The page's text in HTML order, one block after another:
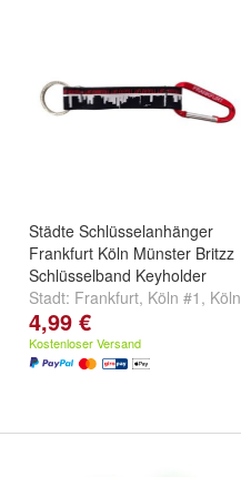
Städte Schlüsselanhänger
Frankfurt Köln Münster Britzz
Schlüsselband Keyholder
Stadt: Frankfurt, Köln #1 , Köln
#2 undweitere ...
4,99 €
Kostenloser Versand